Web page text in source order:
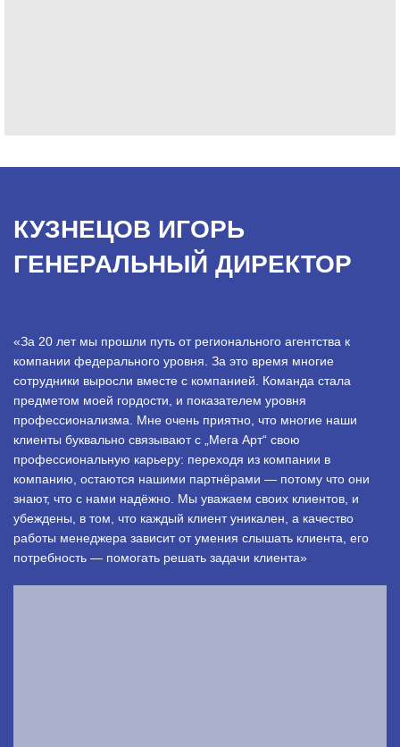
КУЗНЕЦОВ ИГОРЬ
ГЕНЕРАЛЬНЫЙ ДИРЕКТОР
«За 20 лет мы прошли путь от регионального агентства к
компании федерального уровня. За это время многие
сотрудники выросли вместе с компанией. Команда стала
предметом моей гордости, и показателем уровня
профессионализма. Мне очень приятно, что многие наши
клиенты буквально связывают с „Мега Арт“ свою
профессиональную карьеру: переходя из компании в
компанию, остаются нашими партнёрами — потому что они
знают, что с нами надёжно. Мы уважаем своих клиентов, и
убеждены, в том, что каждый клиент уникален, а качество
работы менеджера зависит от умения слышать клиента, его
потребность — помогать решать задачи клиента»